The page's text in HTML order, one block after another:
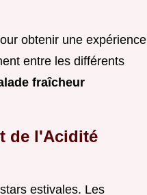
obtenir une expérience
entre les différents
fraîcheur
de l'Acidité
estivales. Les